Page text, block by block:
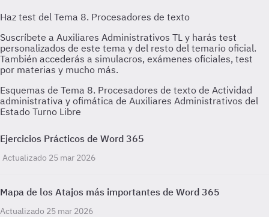
Esquemas de Tema 8. Procesadores de texto de Actividad
administrativa y ofimática de Auxiliares Administrativos del
Estado Turno Libre
Ejercicios Prácticos de Word 365
Actualizado 25 mar 2026
Mapa de los Atajos más importantes de Word 365
Actualizado 25 mar 2026